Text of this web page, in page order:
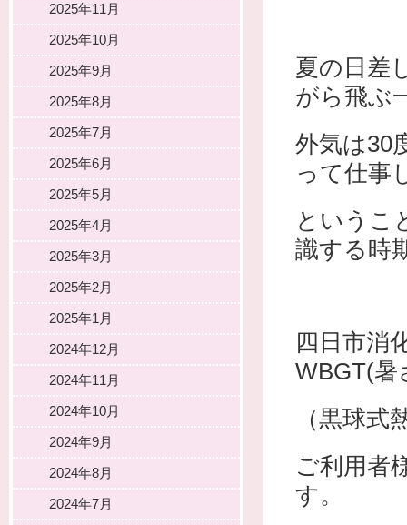
夏の日差
がら飛ぶ
外気は30
って仕事
というこ
識する時
四日市消
WBGT(暑
（黒球
ご利用者
す。
2025年11月
2025年10月
2025年9月
2025年8月
2025年7月
2025年6月
2025年5月
2025年4月
2025年3月
2025年2月
2025年1月
2024年12月
2024年11月
2024年10月
2024年9月
2024年8月
2024年7月